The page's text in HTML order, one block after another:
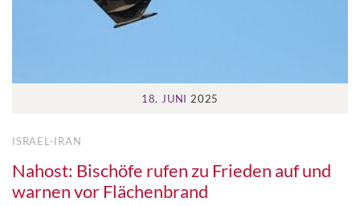
18. JUNI 2025
ISRAEL-IRAN
Nahost: Bischöfe rufen zu Frieden auf und
warnen vor Flächenbrand